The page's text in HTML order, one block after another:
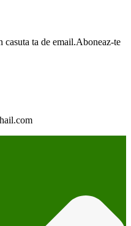
ta de email.Aboneaz-te